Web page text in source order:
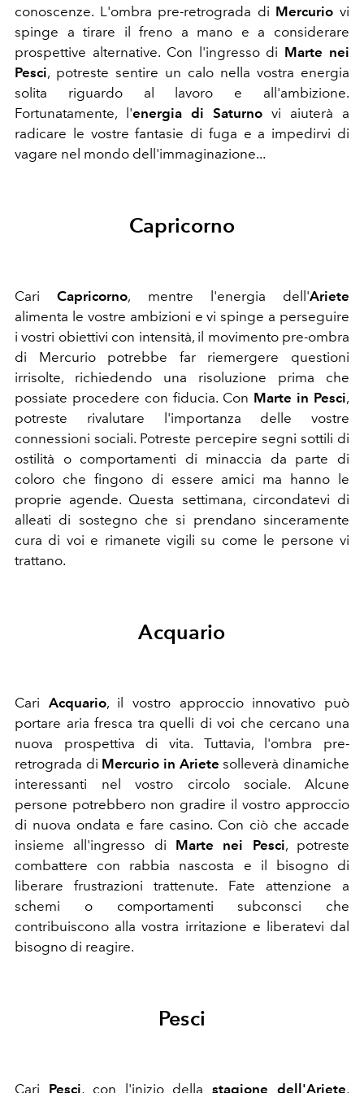
conoscenze. L'ombra pre-retrograda di Mercurio vi
spinge a tirare il freno a mano e a considerare
prospettive alternative. Con l'ingresso di Marte nei
Pesci, potreste sentire un calo nella vostra energia
solita riguardo al lavoro e all'ambizione.
Fortunatamente, l'energia di Saturno vi aiuterà a
radicare le vostre fantasie di fuga e a impedirvi di
vagare nel mondo dell'immaginazione...
Capricorno
CariCapricorno, mentre l'energia dell'Ariete
alimenta le vostre ambizioni e vi spinge a perseguire
i vostri obiettivi con intensità, il movimento pre-ombra
di Mercurio potrebbe far riemergere questioni
irrisolte, richiedendo una risoluzione prima che
possiate procedere con fiducia. Con Marte in Pesci,
potreste rivalutare l'importanza delle vostre
connessioni sociali. Potreste percepire segni sottili di
ostilità o comportamenti di minaccia da parte di
coloro che fingono di essere amici ma hanno le
proprie agende. Questa settimana, circondatevi di
alleati di sostegno che si prendano sinceramente
cura di voi e rimanete vigili su come le persone vi
trattano.
Acquario
Cari Acquario, il vostro approccio innovativo può
portare aria fresca tra quelli di voi che cercano una
nuova prospettiva di vita. Tuttavia, l'ombra pre-
retrograda di Mercurio in Ariete solleverà dinamiche
interessanti nel vostro circolo sociale. Alcune
persone potrebbero non gradire il vostro approccio
di nuova ondata e fare casino. Con ciò che accade
insieme all'ingresso di Marte nei Pesci, potreste
combattere con rabbia nascosta e il bisogno di
liberare frustrazioni trattenute. Fate attenzione a
schemi o comportamenti subconsci che
contribuiscono alla vostra irritazione e liberatevi dal
bisogno di reagire.
Pesci
Cari Pesci, con l'inizio della stagione dell'Ariete,